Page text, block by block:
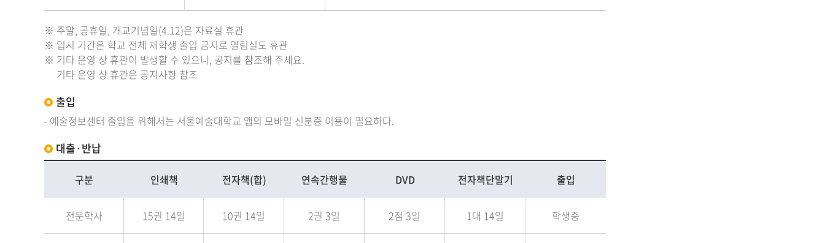
※ 주말, 공휴일, 개교기념일(4.12)은 자료실 휴관
※ 입시 기간은 학교 전체 재학생 출입 금지로 열림실도 휴관
※ 기타 운영 상 휴관이 발생할 수 있으니, 공지를 참조해 주세요.
기타 운영 상 휴관은 공지사항 참조
출입
예술정보센터 출입을 위해서는 서울예술대학교 앱의 모바일 신분증 이용이 필요하다.
대출·반납
구분 인쇄책 전자책(합) 연속간행물 DVD 전자책단말기 출입
전문학사 15권 14일 10권 14일 2권 3일 2점 3일 1대 14일 학생증